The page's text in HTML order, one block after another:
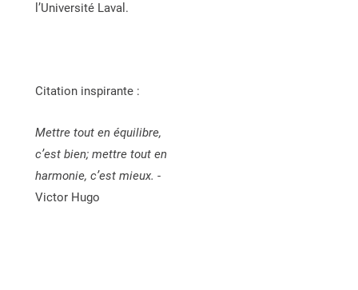
l’Université Laval.
Citation inspirante :
Mettre tout en équilibre,
c’est bien; mettre tout en
harmonie, c’est mieux. -
Victor Hugo